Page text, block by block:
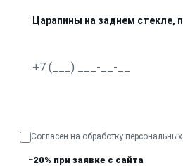
Царапины на заднем стекле,
Согласен на обработку
−20% при заявке с сайта